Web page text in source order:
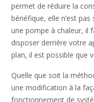
permet de réduire la
bénéfique, elle n’est
une pompe à chaleur, il
disposer derrière votre
plan, il est possible que
Quelle que soit la
une modification à la
fonctionnement de